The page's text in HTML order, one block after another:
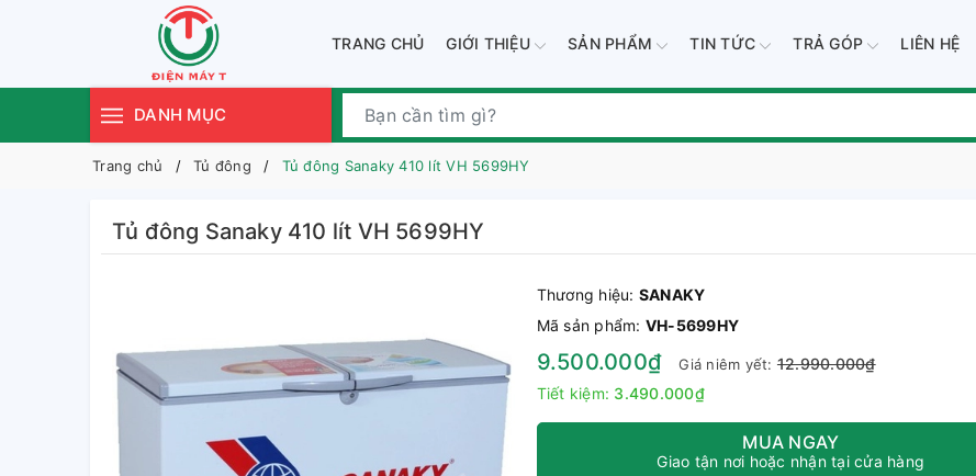
TRANG CHỦ GIỚI THIỆU SẢN PHẨM TIN TỨC TRẢ GÓP LIÊN HỆ
DANH MỤC
Trang chủ Tủ đông Tủ đông Sanaky 410 lít VH 5699HY
Tủ đông Sanaky 410 lít VH 5699HY
Thương hiệu: SANAKY
Mã sản phẩm: VH-5699HY
9.500.000₫ Giá niêm yết: 12.990.000₫
Tiết kiệm: 3.490.000₫
MUA NGAY
Giao tận nơi hoặc nhận tại cửa hàng